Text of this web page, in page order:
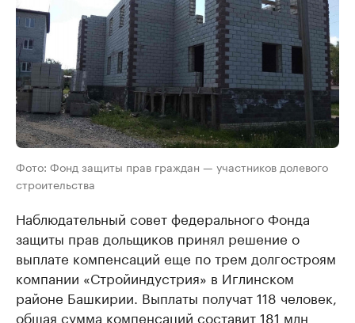
Фото: Фонд защиты прав граждан — участников долевого
строительства
Наблюдательный совет федерального Фонда
защиты прав дольщиков принял решение о
выплате компенсаций еще по трем долгостроям
компании «Стройиндустрия» в Иглинском
районе Башкирии. Выплаты получат 118 человек,
общая сумма компенсаций составит 181 млн